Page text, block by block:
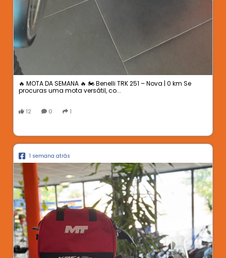
🔥 MOTA DA SEMANA 🔥 🏍️ Benelli TRK 251 – Nova | 0 km Se
procuras uma mota versátil, co...
12 0 1
1 semana atrás